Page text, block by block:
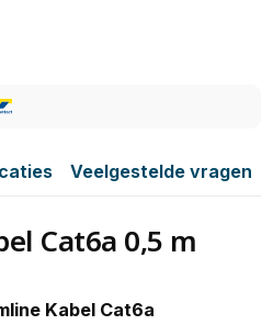
Veelgestelde vragen
Cat6a 0,5 m
Kabel Cat6a